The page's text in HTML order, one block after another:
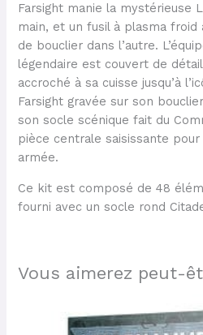
Farsight manie la mystérieuse
main, et un fusil à plasma froid
de bouclier dans l’autre.
légendaire est couvert de
accroché à sa cuisse jusqu’à
Farsight gravée sur son
son socle scénique fait du
pièce centrale saisissante
armée.
Ce kit est composé de 48
fourni avec un socle rond
Vous aimerez peut-
prix
initial
prix
actuel